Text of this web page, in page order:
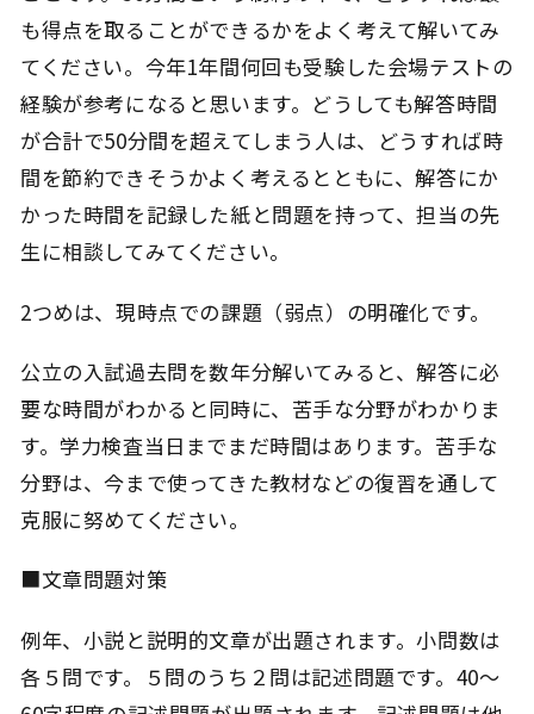
も得点を取ることができるかをよく考えて解いてみ
てください。今年1年間何回も受験した会場テストの
経験が参考になると思います。どうしても解答時間
が合計で50分間を超えてしまう人は、どうすれば時
間を節約できそうかよく考えるとともに、解答にか
かった時間を記録した紙と問題を持って、担当の先
生に相談してみてください。
2つめは、現時点での課題（弱点）の明確化です。
公立の入試過去問を数年分解いてみると、解答に必
要な時間がわかると同時に、苦手な分野がわかりま
す。学力検査当日までまだ時間はあります。苦手な
分野は、今まで使ってきた教材などの復習を通して
克服に努めてください。
■文章問題対策
例年、小説と説明的文章が出題されます。小問数は
各５問です。５問のうち２問は記述問題です。40～